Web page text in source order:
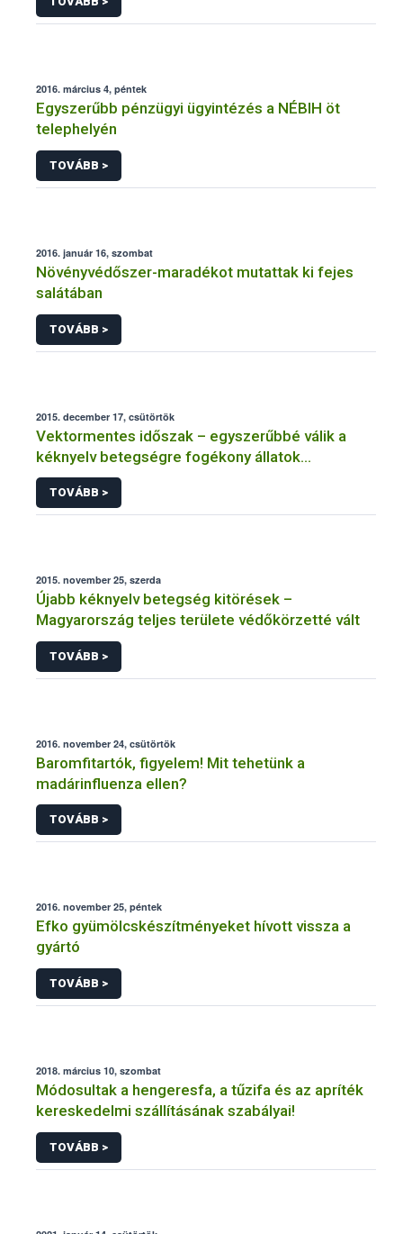
2016. március 4, péntek
Egyszerűbb pénzügyi ügyintézés a NÉBIH öt
telephelyén
TOVÁBB >
2016. január 16, szombat
Növényvédőszer-maradékot mutattak ki fejes
salátában
TOVÁBB >
2015. december 17, csütörtök
Vektormentes időszak – egyszerűbbé válik a
kéknyelv betegségre fogékony állatok
kiszállítása
TOVÁBB >
2015. november 25, szerda
Újabb kéknyelv betegség kitörések –
Magyarország teljes területe védőkörzetté vált
TOVÁBB >
2016. november 24, csütörtök
Baromfitartók, figyelem! Mit tehetünk a
madárinfluenza ellen?
TOVÁBB >
2016. november 25, péntek
Efko gyümölcskészítményeket hívott vissza a
gyártó
TOVÁBB >
2018. március 10, szombat
Módosultak a hengeresfa, a tűzifa és az apríték
kereskedelmi szállításának szabályai!
TOVÁBB >